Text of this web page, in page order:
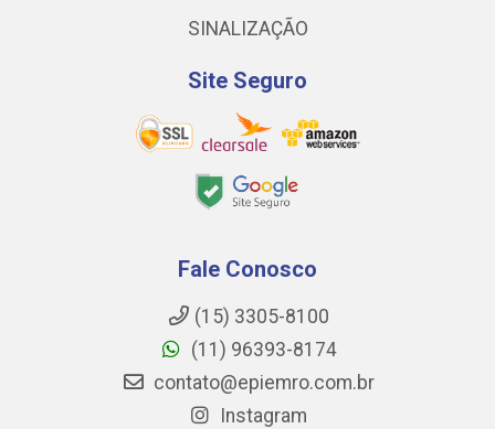
SINALIZAÇÃO
Site Seguro
Fale Conosco
(15) 3305-8100
(11) 96393-8174
contato@epiemro.com.br
Instagram